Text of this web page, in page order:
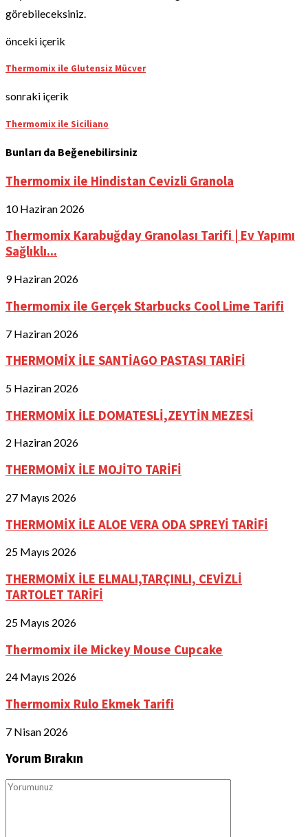
görebileceksiniz.
önceki içerik
Thermomix ile Glutensiz Mücver
sonraki içerik
Thermomix ile Siciliano
Bunları da Beğenebilirsiniz
Thermomix ile Hindistan Cevizli Granola
10 Haziran 2026
Thermomix Karabuğday Granolası Tarifi | Ev Yapımı
Sağlıklı...
9 Haziran 2026
Thermomix ile Gerçek Starbucks Cool Lime Tarifi
7 Haziran 2026
THERMOMİX İLE SANTİAGO PASTASI TARİFİ
5 Haziran 2026
THERMOMİX İLE DOMATESLİ,ZEYTİN MEZESİ
2 Haziran 2026
THERMOMİX İLE MOJİTO TARİFİ
27 Mayıs 2026
THERMOMİX İLE ALOE VERA ODA SPREYİ TARİFİ
25 Mayıs 2026
THERMOMİX İLE ELMALI,TARÇINLI, CEVİZLİ
TARTOLET TARİFİ
25 Mayıs 2026
Thermomix ile Mickey Mouse Cupcake
24 Mayıs 2026
Thermomix Rulo Ekmek Tarifi
7 Nisan 2026
Yorum Bırakın